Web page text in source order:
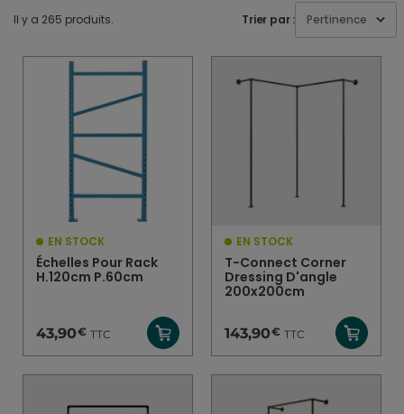
Il y a 265 produits. Trier par : Pertinence
EN STOCK
Échelles Pour Rack
H.120cm P.60cm
43,90€ TTC
EN STOCK
T-Connect Corner
Dressing D'angle
200x200cm
143,90€ TTC